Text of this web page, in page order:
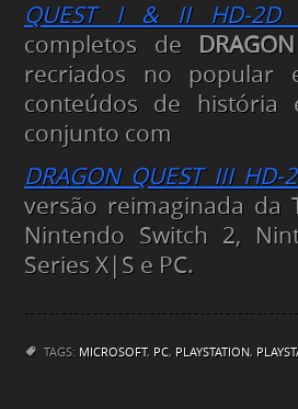
QUEST I & II HD-2D
completos de
recriados no popular
conteúdos de história
conjunto com
DRAGON QUEST III HD-
versão reimaginada da
Nintendo Switch 2,
Series X|S e PC.
TAGS: MICROSOFT, PC, PLAYSTATION,